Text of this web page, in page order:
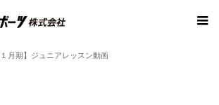
１月期】ジュニアレッスン動画